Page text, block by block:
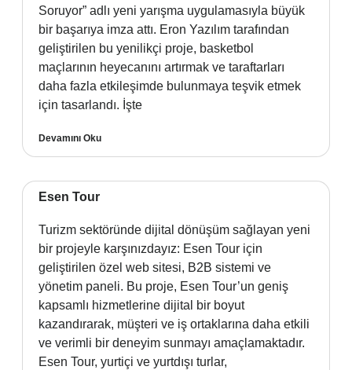
Soruyor” adlı yeni yarışma uygulamasıyla büyük
bir başarıya imza attı. Eron Yazılım tarafından
geliştirilen bu yenilikçi proje, basketbol
maçlarının heyecanını artırmak ve taraftarları
daha fazla etkileşimde bulunmaya teşvik etmek
için tasarlandı. İşte
Devamını Oku
Esen Tour
Turizm sektöründe dijital dönüşüm sağlayan yeni
bir projeyle karşınızdayız: Esen Tour için
geliştirilen özel web sitesi, B2B sistemi ve
yönetim paneli. Bu proje, Esen Tour’un geniş
kapsamlı hizmetlerine dijital bir boyut
kazandırarak, müşteri ve iş ortaklarına daha etkili
ve verimli bir deneyim sunmayı amaçlamaktadır.
Esen Tour, yurtiçi ve yurtdışı turlar,